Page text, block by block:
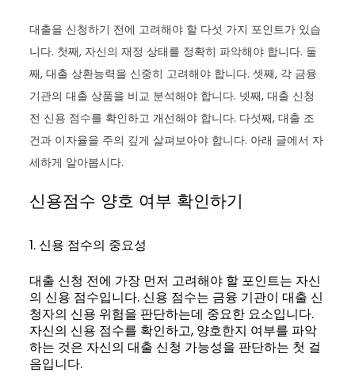
대출을 신청하기 전에 고려해야 할 다섯 가지 포인트가 있습
니다. 첫째, 자신의 재정 상태를 정확히 파악해야 합니다. 둘
째, 대출 상환능력을 신중히 고려해야 합니다. 셋째, 각 금융
기관의 대출 상품을 비교 분석해야 합니다. 넷째, 대출 신청
전 신용 점수를 확인하고 개선해야 합니다. 다섯째, 대출 조
건과 이자율을 주의 깊게 살펴보아야 합니다. 아래 글에서 자
세하게 알아봅시다.
신용점수 양호 여부 확인하기
1. 신용 점수의 중요성
대출 신청 전에 가장 먼저 고려해야 할 포인트는 자신
의 신용 점수입니다. 신용 점수는 금융 기관이 대출 신
청자의 신용 위험을 판단하는데 중요한 요소입니다.
자신의 신용 점수를 확인하고, 양호한지 여부를 파악
하는 것은 자신의 대출 신청 가능성을 판단하는 첫 걸
음입니다.